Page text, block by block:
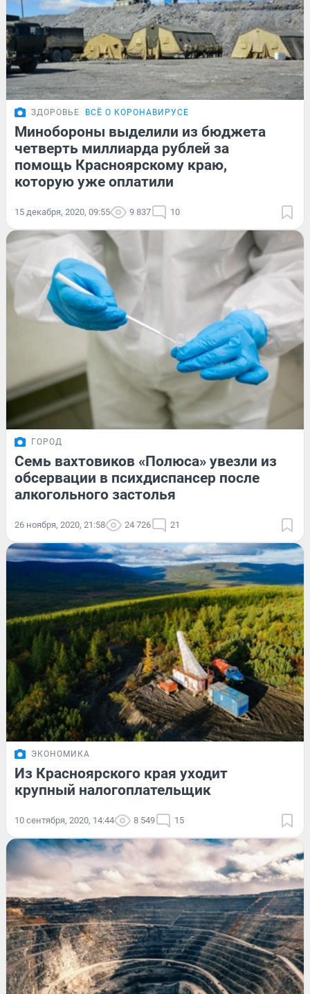
ЗДОРОВЬЕ ВСЁ О КОРОНАВИРУСЕ
Минобороны выделили из бюджета
четверть миллиарда рублей за
помощь Красноярскому краю,
которую уже оплатили
15 декабря, 2020, 09:55 9 837 10
ГОРОД
Семь вахтовиков «Полюса» увезли из
обсервации в психдиспансер после
алкогольного застолья
26 ноября, 2020, 21:58 24 726 21
ЭКОНОМИКА
Из Красноярского края уходит
крупный налогоплательщик
10 сентября, 2020, 14:44 8 549 15